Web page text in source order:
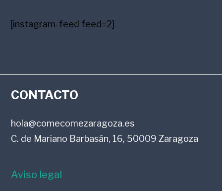
[instagram-feed feed=2]
FOOTER
CONTACTO
hola@comecomezaragoza.es
C. de Mariano Barbasán, 16, 50009 Zaragoza
Aviso legal